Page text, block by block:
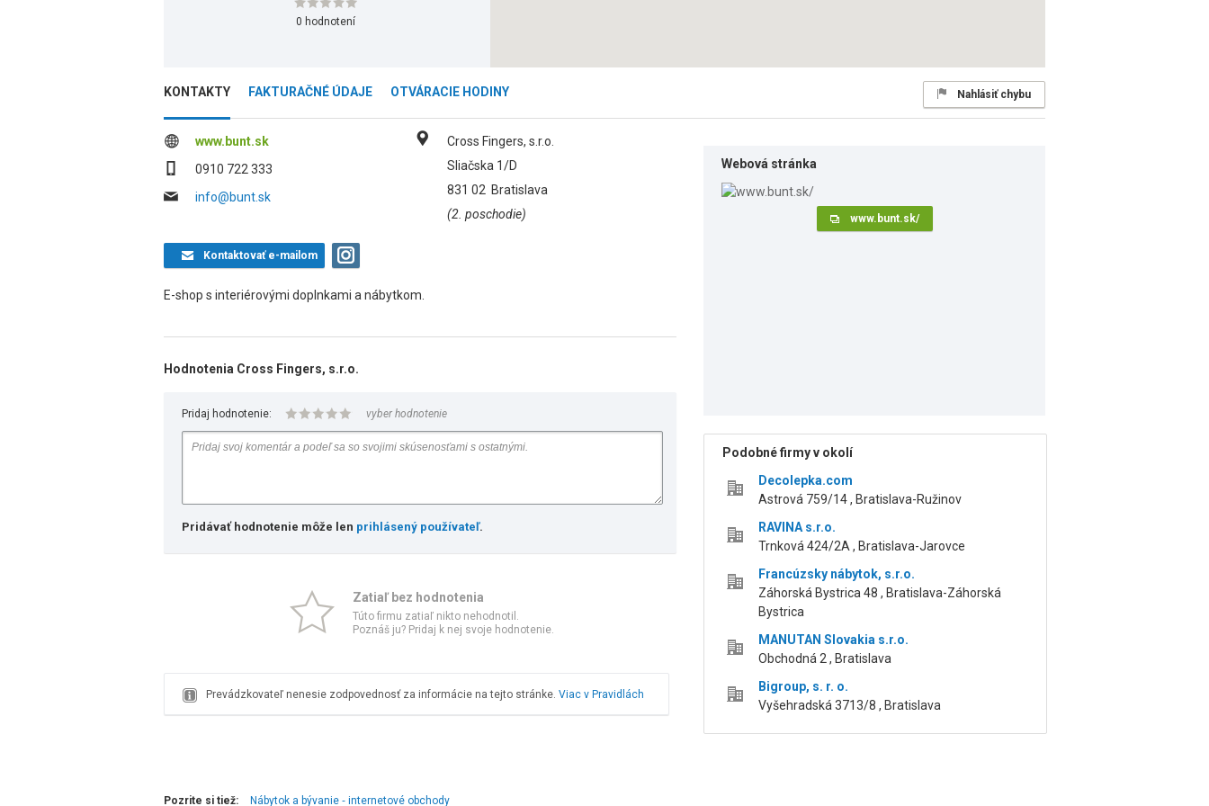
0 hodnotení
KONTAKTY FAKTURAČNÉ ÚDAJE OTVÁRACIE HODINY Nahlásiť chybu
www.bunt.sk
0910 722 333
info@bunt.sk
Cross Fingers, s.r.o.
Sliačska 1/D
831 02 Bratislava
(2. poschodie)
Kontaktovaťe-mailom
E-shop s interiérovými doplnkami a nábytkom.
Hodnotenia Cross Fingers, s.r.o.
Pridaj hodnotenie: vyber hodnotenie
Pridávať hodnotenie môže len prihlásený používateľ.
Zatiaľ bez hodnotenia
Túto firmu zatiaľ nikto nehodnotil.
Poznáš ju? Pridaj k nej svoje hodnotenie.
Prevádzkovateľ nenesie zodpovednosť za informácie na tejto stránke. Viac v Pravidlách
Webová stránka
www.bunt.sk/
Podobné firmy v okolí
Decolepka.com
Astrová 759/14 , Bratislava-Ružinov
RAVINA s.r.o.
Trnková 424/2A , Bratislava-Jarovce
Francúzsky nábytok, s.r.o.
Záhorská Bystrica 48 , Bratislava-Záhorská
Bystrica
MANUTAN Slovakia s.r.o.
Obchodná 2 , Bratislava
Bigroup, s. r. o.
Vyšehradská 3713/8 , Bratislava
Pozrite si tiež: Nábytok a bývanie ‑ internetové obchody